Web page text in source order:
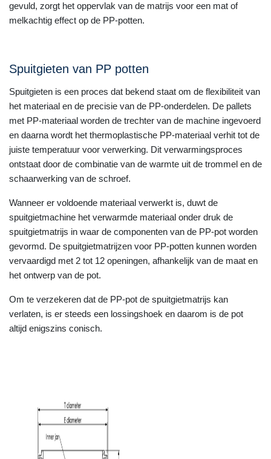
gevuld, zorgt het oppervlak van de matrijs voor een mat of
melkachtig effect op de PP-potten.
Spuitgieten van PP potten
Spuitgieten is een proces dat bekend staat om de flexibiliteit van
het materiaal en de precisie van de PP-onderdelen. De pallets
met PP-materiaal worden de trechter van de machine ingevoerd
en daarna wordt het thermoplastische PP-materiaal verhit tot de
juiste temperatuur voor verwerking. Dit verwarmingsproces
ontstaat door de combinatie van de warmte uit de trommel en de
schaarwerking van de schroef.
Wanneer er voldoende materiaal verwerkt is, duwt de
spuitgietmachine het verwarmde materiaal onder druk de
spuitgietmatrijs in waar de componenten van de PP-pot worden
gevormd. De spuitgietmatrijzen voor PP-potten kunnen worden
vervaardigd met 2 tot 12 openingen, afhankelijk van de maat en
het ontwerp van de pot.
Om te verzekeren dat de PP-pot de spuitgietmatrijs kan
verlaten, is er steeds een lossingshoek en daarom is de pot
altijd enigszins conisch.